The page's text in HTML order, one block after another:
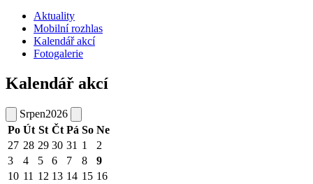
Aktuality
Mobilní rozhlas
Kalendář akcí
Fotogalerie
Kalendář akcí
Srpen2026
Po Út St Čt Pá So Ne
27 28 29 30 31 1
2
3
4 5 6 7 8
9
10 11 12 13 14 15 16